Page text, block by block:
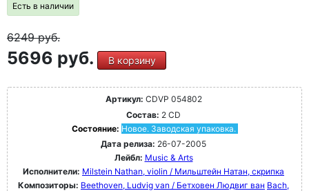
Есть в наличии
6249руб.
5696 руб. В корзину
Артикул: CDVP 054802
Состав: 2 CD
Состояние: Новое. Заводская упаковка.
Дата релиза: 26-07-2005
Лейбл: Music & Arts
Исполнители: Milstein Nathan, violin / Мильштейн Натан, скрипка
Композиторы: Beethoven, Ludvig van / Бетховен Людвиг ван Bach,